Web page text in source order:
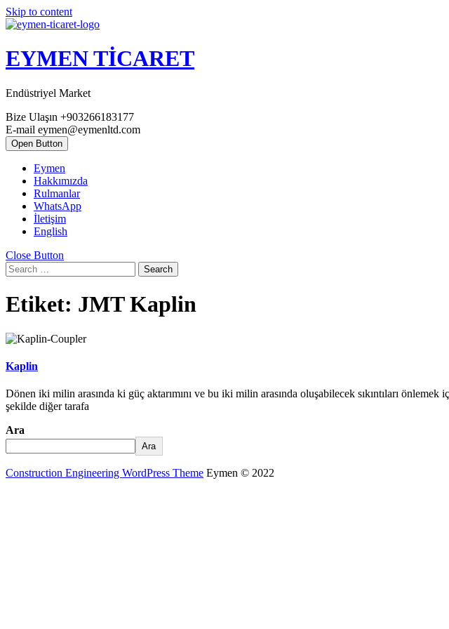
Skip to content
EYMEN TİCARET
Endüstriyel Market
Bize Ulaşın +903266183177
E-mail eymen@eymenltd.com
Open Button
Eymen
Hakkımızda
Rulmanlar
WhatsApp
İletişim
English
Close Button
Search
Etiket: JMT Kaplin
Kaplin
Dönen iki milin arasında ki güç aktarımını ve bu iki milin arasında oluşabilecek sıkıntıları
şekilde diğer tarafa
Ara
Ara
Construction Engineering WordPress Theme Eymen © 2022